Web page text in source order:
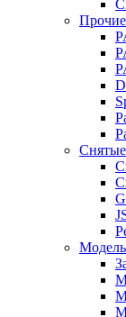
Прочие
Снятые